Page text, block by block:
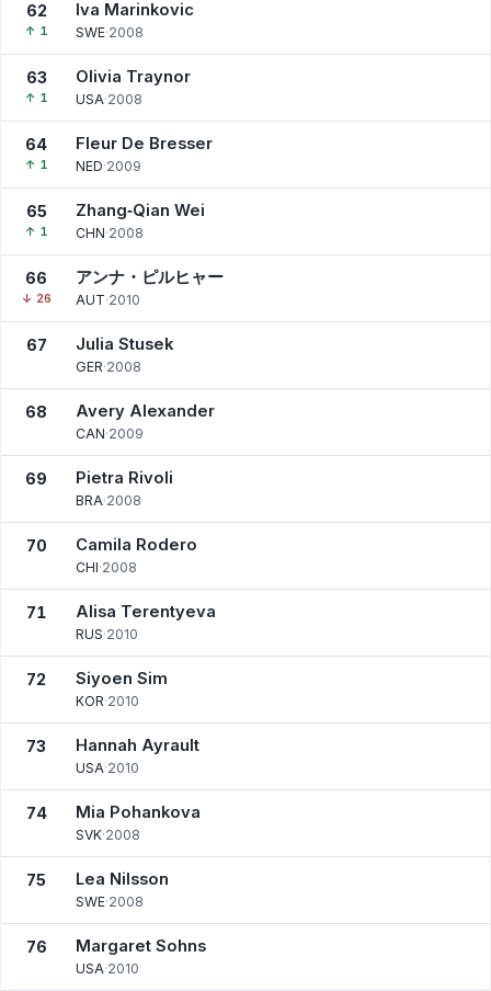
62
↑ 1
Iva Marinkovic
SWE·2008
63
↑ 1
Olivia Traynor
USA·2008
64
↑ 1
Fleur De Bresser
NED·2009
65
↑ 1
Zhang‑Qian Wei
CHN·2008
66
↓ 26
アンナ・ピルヒャー
AUT·2010
67 Julia Stusek
GER·2008
68 Avery Alexander
CAN·2009
69 Pietra Rivoli
BRA·2008
70 Camila Rodero
CHI·2008
71 Alisa Terentyeva
RUS·2010
72 Siyoen Sim
KOR·2010
73 Hannah Ayrault
USA·2010
74 Mia Pohankova
SVK·2008
75 Lea Nilsson
SWE·2008
76 Margaret Sohns
USA·2010